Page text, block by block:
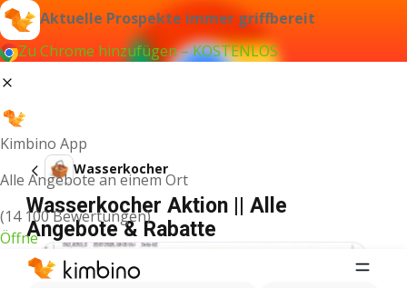
Aktuelle Prospekte immer griffbereit
Zu Chrome hinzufügen – KOSTENLOS
Kimbino App
Alle Angebote an einem Ort
(14 100 Bewertungen)
Öffne
Wasserkocher
Wasserkocher Aktion || Alle
Angebote & Rabatte